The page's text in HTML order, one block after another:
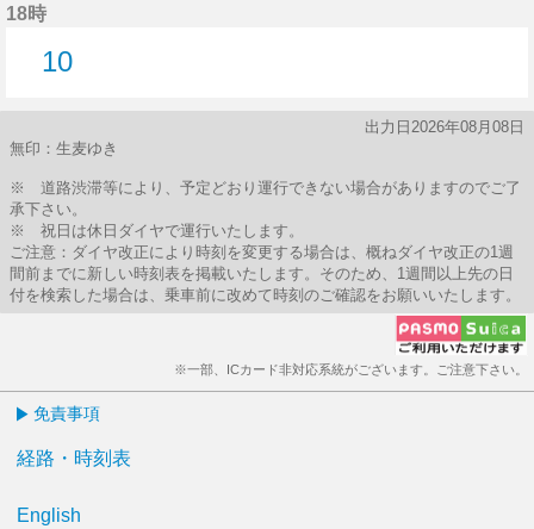
18時
10
出力日2026年08月08日
無印：生麦ゆき
※ 道路渋滞等により、予定どおり運行できない場合がありますのでご了
承下さい。
※ 祝日は休日ダイヤで運行いたします。
ご注意：ダイヤ改正により時刻を変更する場合は、概ねダイヤ改正の1週
間前までに新しい時刻表を掲載いたします。そのため、1週間以上先の日
付を検索した場合は、乗車前に改めて時刻のご確認をお願いいたします。
※一部、ICカード非対応系統がございます。ご注意下さい。
免責事項
経路・時刻表
English